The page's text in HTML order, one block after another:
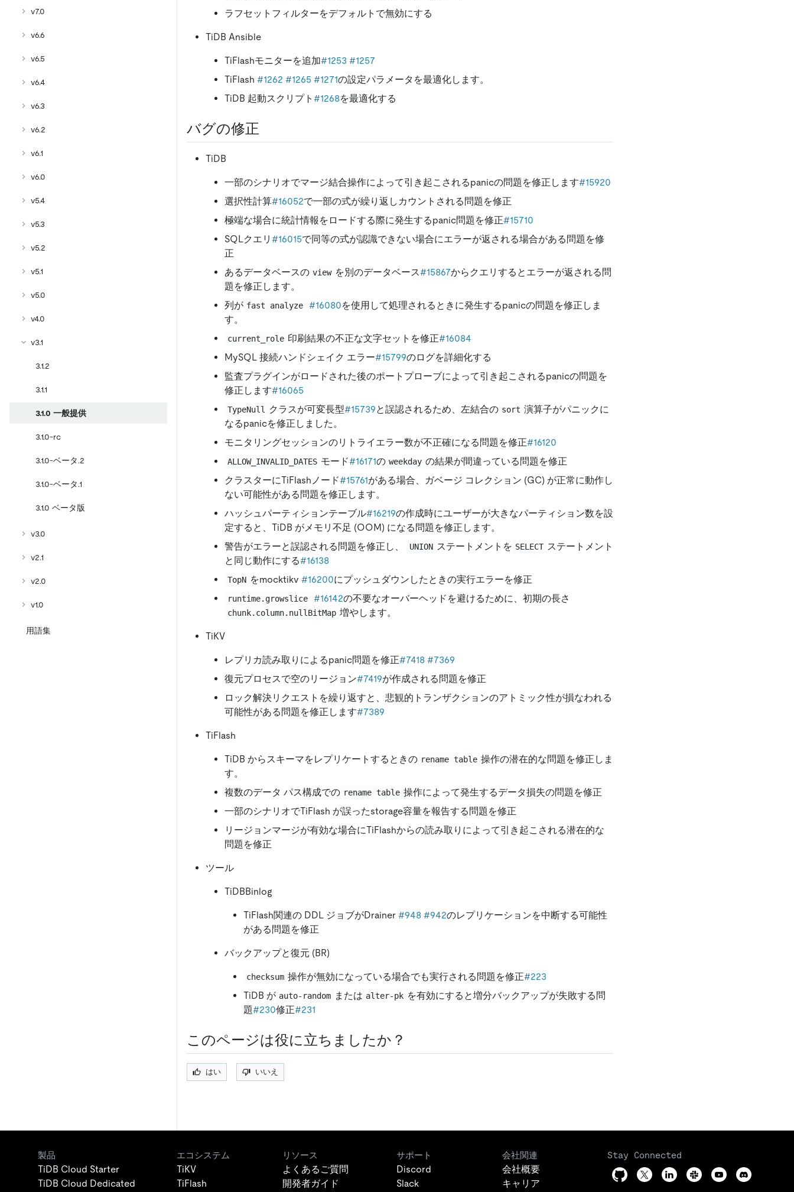
v7.0
v6.6
v6.5
v6.4
v6.3
v6.2
v6.1
v6.0
v5.4
v5.3
v5.2
v5.1
v5.0
v4.0
v3.1
3.1.2
3.1.1
3.1.0 一般提供
3.1.0-rc
3.1.0-ベータ.2
3.1.0-ベータ.1
3.1.0 ベータ版
v3.0
v2.1
v2.0
v1.0
用語集
ラフセットフィルターをデフォルトで無効にする
TiDB Ansible
TiFlashモニターを追加#1253 #1257
TiFlash #1262 #1265 #1271の設定パラメータを最適化します。
TiDB 起動スクリプト #1268を最適化する
バグの修正
TiDB
一部のシナリオでマージ結合操作によって引き起こされるpanicの問題を修正します#15920
選択性計算#16052で一部の式が繰り返しカウントされる問題を修正
極端な場合に統計情報をロードする際に発生するpanic問題を修正#15710
SQLクエリ #16015で同等の式が認識できない場合にエラーが返される場合がある問題を修
正
あるデータベースの view を別のデータベース#15867からクエリするとエラーが返される問
題を修正します。
列が fast analyze #16080を使用して処理されるときに発生するpanicの問題を修正しま
す。
current_role 印刷結果の不正な文字セットを修正#16084
MySQL 接続ハンドシェイク エラー#15799のログを詳細化する
監査プラグインがロードされた後のポートプローブによって引き起こされるpanicの問題を
修正します#16065
TypeNull クラスが可変長型#15739と誤認されるため、左結合の sort 演算子がパニックに
なるpanicを修正しました。
モニタリングセッションのリトライエラー数が不正確になる問題を修正#16120
ALLOW_INVALID_DATES モード#16171の weekday の結果が間違っている問題を修正
クラスターにTiFlashノード#15761がある場合、ガベージ コレクション (GC) が正常に動作し
ない可能性がある問題を修正します。
ハッシュパーティションテーブル#16219の作成時にユーザーが大きなパーティション数を設
定すると、TiDB がメモリ不足 (OOM) になる問題を修正します。
警告がエラーと誤認される問題を修正し、
UNION ステートメントを SELECT ステートメント
と同じ動作にする#16138
TopN をmocktikv #16200にプッシュダウンしたときの実行エラーを修正
runtime.growslice #16142の不要なオーバーヘッドを避けるために、初期の長さ
chunk.column.nullBitMap 増やします。
TiKV
レプリカ読み取りによるpanic問題を修正#7418 #7369
復元プロセスで空のリージョン#7419が作成される問題を修正
ロック解決リクエストを繰り返すと、悲観的トランザクションのアトミック性が損なわれる
可能性がある問題を修正します#7389
TiFlash
TiDB からスキーマをレプリケートするときの rename table 操作の潜在的な問題を修正しま
す。
複数のデータ パス構成での rename table 操作によって発生するデータ損失の問題を修正
一部のシナリオでTiFlash が誤ったstorage容量を報告する問題を修正
リージョンマージが有効な場合にTiFlashからの読み取りによって引き起こされる潜在的な
問題を修正
ツール
TiDBBinlog
TiFlash関連の DDL ジョブがDrainer #948 #942のレプリケーションを中断する可能性
がある問題を修正
バックアップと復元 (BR)
checksum 操作が無効になっている場合でも実行される問題を修正#223
TiDB が auto-random または alter-pk を有効にすると増分バックアップが失敗する問
題#230修正#231
このページは役に立ちましたか？
はい いいえ
製品
TiDB Cloud Starter
TiDB Cloud Dedicated
エコシステム
TiKV
TiFlash
リソース
よくあるご質問
開発者ガイド
サポート
Discord
Slack
会社関連
会社概要
キャリア
Stay Connected